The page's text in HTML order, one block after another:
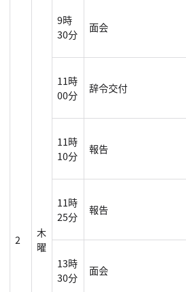
2
木
曜
9時
30分
面会
11時
00分
辞令交付
11時
10分
報告
11時
25分
報告
13時
30分
面会